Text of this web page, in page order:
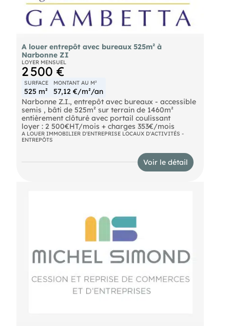
A louer entrepôt avec bureaux 525m² à
Narbonne ZI
LOYER MENSUEL
2 500 €
SURFACE
525 m²
MONTANT AU M²
57,12 €/m²/an
Narbonne Z.I., entrepôt avec bureaux - accessible
semis , bâti de 525m² sur terrain de 1460m²
entièrement clôturé avec portail coulissant
loyer : 2 500€HT/mois + charges 353€/mois
A LOUER IMMOBILIER D'ENTREPRISE LOCAUX D'ACTIVITÉS -
ENTREPÔTS
Voir le détail